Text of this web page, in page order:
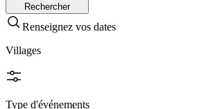
Rechercher
Renseignez vos dates
Villages
Type d'événements